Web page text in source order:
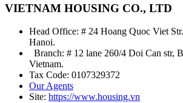
VIETNAM HOUSING CO., LTD
Head Office: # 24 Hoang Quoc Viet
Hanoi.
Branch: # 12 lane 260/4 Doi Can str,
Vietnam.
Tax Code: 0107329372
Our Agents
Site: https://www.housing.vn